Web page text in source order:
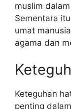
muslim
Sementara
umat
agama dan
Keteguhan
penting